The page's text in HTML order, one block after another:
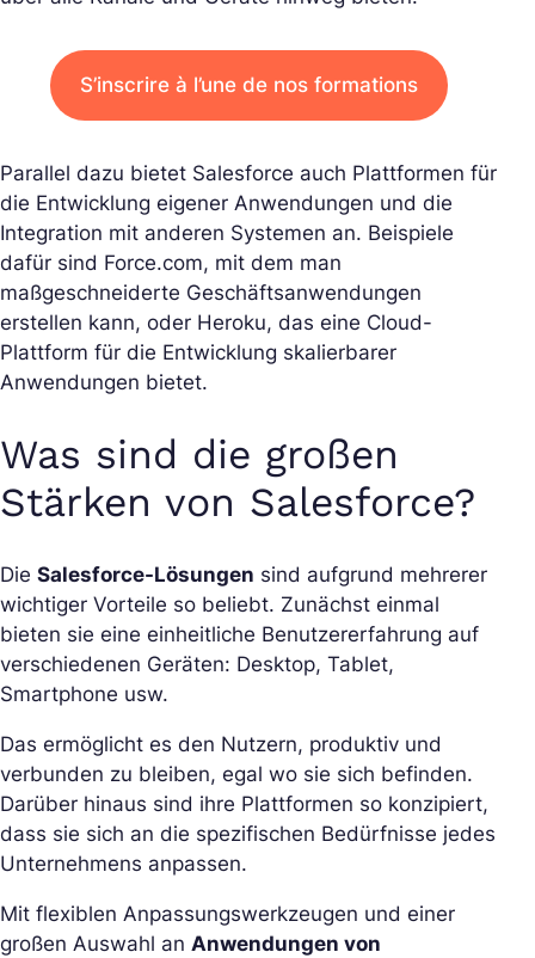
S’inscrire à l’une de nos formations
Parallel dazu bietet Salesforce auch Plattformen für
die Entwicklung eigener Anwendungen und die
Integration mit anderen Systemen an. Beispiele
dafür sind Force.com, mit dem man
maßgeschneiderte Geschäftsanwendungen
erstellen kann, oder Heroku, das eine Cloud-
Plattform für die Entwicklung skalierbarer
Anwendungen bietet.
Was sind die großen
Stärken von Salesforce?
Die Salesforce-Lösungen sind aufgrund mehrerer
wichtiger Vorteile so beliebt. Zunächst einmal
bieten sie eine einheitliche Benutzererfahrung auf
verschiedenen Geräten: Desktop, Tablet,
Smartphone usw.
Das ermöglicht es den Nutzern, produktiv und
verbunden zu bleiben, egal wo sie sich befinden.
Darüber hinaus sind ihre Plattformen so konzipiert,
dass sie sich an die spezifischen Bedürfnisse jedes
Unternehmens anpassen.
Mit flexiblen Anpassungswerkzeugen und einer
großen Auswahl an Anwendungen von